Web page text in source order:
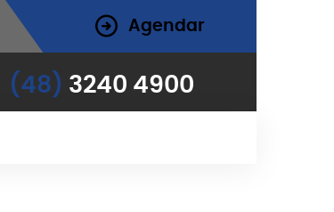
Agendar
(48) 3240 4900